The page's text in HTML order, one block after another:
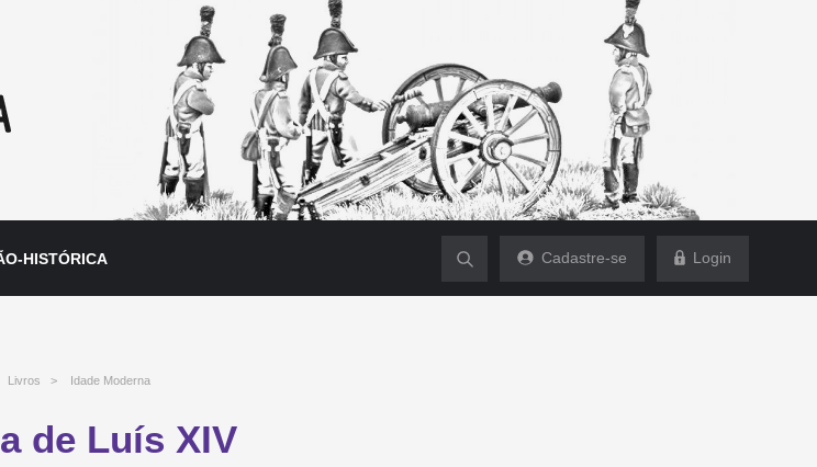
HISTÓRICA Login
Cadastre-se
Livros > Idade Moderna
de Luís XIV